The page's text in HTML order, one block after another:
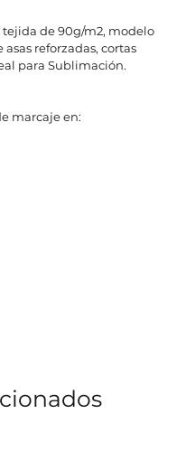
tejida de 90g/m2, modelo
reforzadas, cortas
para Sublimación.
marcaje en: